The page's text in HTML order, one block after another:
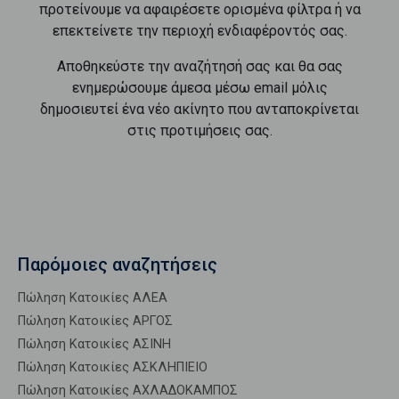
προτείνουμε να αφαιρέσετε ορισμένα φίλτρα ή να
επεκτείνετε την περιοχή ενδιαφέροντός σας.
Αποθηκεύστε την αναζήτησή σας και θα σας
ενημερώσουμε άμεσα μέσω email μόλις
δημοσιευτεί ένα νέο ακίνητο που ανταποκρίνεται
στις προτιμήσεις σας.
Παρόμοιες αναζητήσεις
Πώληση Κατοικίες ΑΛΕΑ
Πώληση Κατοικίες ΑΡΓΟΣ
Πώληση Κατοικίες ΑΣΙΝΗ
Πώληση Κατοικίες ΑΣΚΛΗΠΙΕΙΟ
Πώληση Κατοικίες ΑΧΛΑΔΟΚΑΜΠΟΣ